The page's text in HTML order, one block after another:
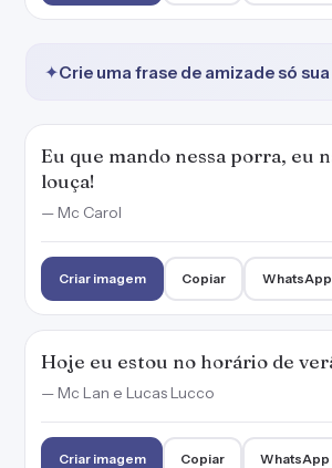
✦Crie uma frase de amizade só sua
Eu que mando nessa porra, eu
louça!
— Mc Carol
Criar imagem Copiar WhatsApp
Hoje eu estou no horário de
— Mc Lan e Lucas Lucco
Criar imagem Copiar WhatsApp